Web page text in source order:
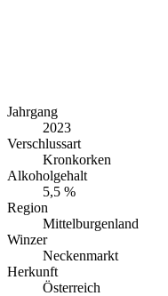
Jahrgang
2023
Verschlussart
Kronkorken
Alkoholgehalt
5,5 %
Region
Mittelburgenland
Winzer
Neckenmarkt
Herkunft
Österreich